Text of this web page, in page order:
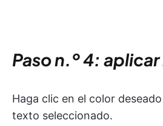
Paso n.º 4:
Haga clic en el color
texto seleccionado.